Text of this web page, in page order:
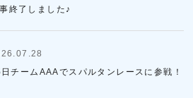
終了しました♪
チームAAAでスパルタンレースに参戦！